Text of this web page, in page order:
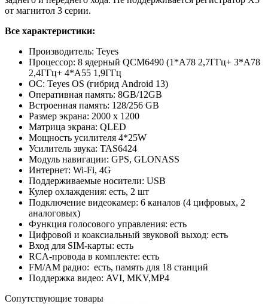
от магнитол 3 серии.
Все характеристики:
Производитель: Teyes
Процессор: 8 ядерный QCM6490 (1*A78 2,7ГГц+ 3*A78
2,4ГГц+ 4*A55 1,9ГГц
ОС: Teyes OS (гибрид Android 13)
Оперативная память: 8GB/12GB
Встроенная память: 128/256 GB
Размер экрана: 2000 х 1200
Матрица экрана: QLED
Мощность усилителя 4*25W
Усилитель звука: TAS6424
Модуль навигации: GPS, GLONASS
Интернет: Wi-Fi, 4G
Поддерживаемые носители: USB
Кулер охлаждения: есть, 2 шт
Подключение видеокамер: 6 каналов (4 цифровых, 2
аналоговых)
Функция голосового управления: есть
Цифровой и коаксиальный звуковой выход: есть
Вход для SIM-карты: есть
RCA-провода в комплекте: есть
FM/АM радио: есть, память для 18 станций
Поддержка видео: AVI, MKV,MP4
Сопутствующие товары